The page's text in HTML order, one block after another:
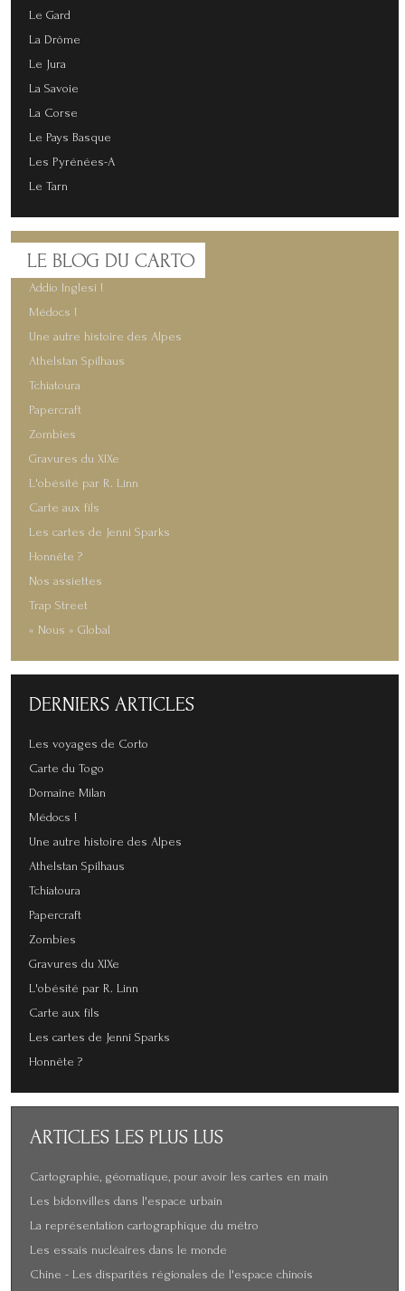
Le Gard
La Drôme
Le Jura
La Savoie
La Corse
Le Pays Basque
Les Pyrénées-A
Le Tarn
LE BLOG DU CARTO
Addio Inglesi !
Médocs !
Une autre histoire des Alpes
Athelstan Spilhaus
Tchiatoura
Papercraft
Zombies
Gravures du XIXe
L'obésité par R. Linn
Carte aux fils
Les cartes de Jenni Sparks
Honnête ?
Nos assiettes
Trap Street
« Nous » Global
DERNIERS ARTICLES
Les voyages de Corto
Carte du Togo
Domaine Milan
Médocs !
Une autre histoire des Alpes
Athelstan Spilhaus
Tchiatoura
Papercraft
Zombies
Gravures du XIXe
L'obésité par R. Linn
Carte aux fils
Les cartes de Jenni Sparks
Honnête ?
ARTICLES LES PLUS LUS
Cartographie, géomatique, pour avoir les cartes en main
Les bidonvilles dans l'espace urbain
La représentation cartographique du métro
Les essais nucléaires dans le monde
Chine - Les disparités régionales de l'espace chinois